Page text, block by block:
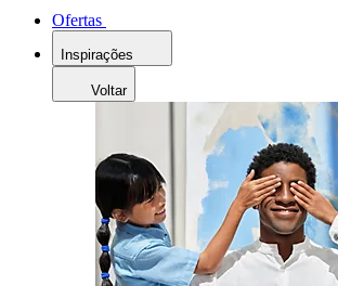
Ofertas
Inspirações
Voltar